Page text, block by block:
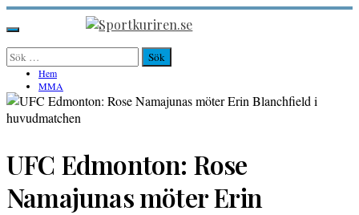
Hoppa
till
innehåll
Sportkuriren.se
Primär
meny
Sök
efter: Hem
MMA
UFC Edmonton: Rose
Namajunas möter Erin